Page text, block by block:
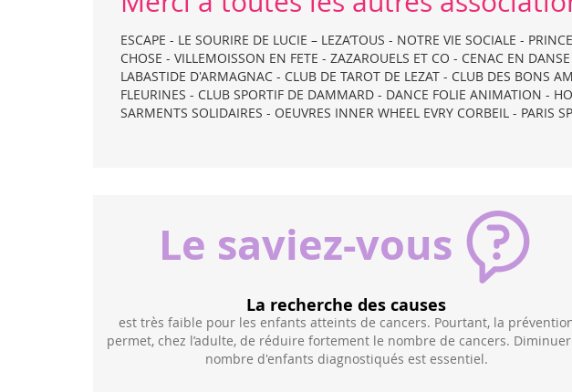
ESCAPE - LE SOURIRE DE LUCIE – LEZA’TOUS - NOTRE VIE SOCIALE -
CHOSE - VILLEMOISSON EN FETE - ZAZAROUELS ET CO - CENAC EN
LABASTIDE D'ARMAGNAC - CLUB DE TAROT DE LEZAT - CLUB DES BONS
FLEURINES - CLUB SPORTIF DE DAMMARD - DANCE FOLIE ANIMATION -
SARMENTS SOLIDAIRES - OEUVRES INNER WHEEL EVRY CORBEIL - PARIS
Le saviez-vous
cancers. Pourtant, la prévention
le nombre de cancers. Diminuer le
Une recherche dédié
Pourtant,la majoritédes projets de recherche
sur les cancers de l'enfant, y compris de mauvais
longtemps été rejetéspar les financeurs publics
suffisant. Les chercheurs peuvent perdre beaucoup